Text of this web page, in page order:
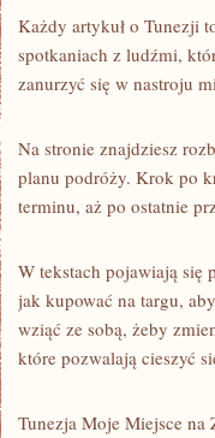
Każdy artykuł o Tunezji
spotkaniach z ludźmi,
zanurzyć się w nastroju
Na stronie znajdziesz
planu podróży. Krok po
terminu, aż po ostatnie
W tekstach pojawiają się
jak kupować na targu,
wziąć ze sobą, żeby
które pozwalają cieszyć
Tunezja Moje Miejsce